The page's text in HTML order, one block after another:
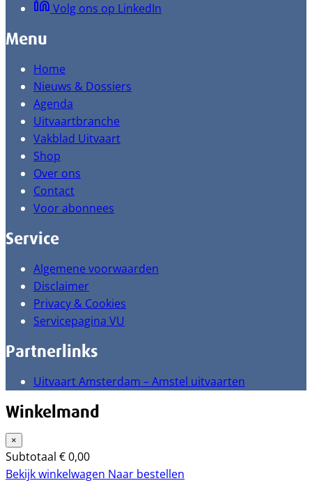
Volg ons op LinkedIn
Menu
Home
Nieuws & Dossiers
Agenda
Uitvaartbranche
Vakblad Uitvaart
Shop
Over ons
Contact
Voor abonnees
Service
Algemene voorwaarden
Disclaimer
Privacy & Cookies
Servicepagina VU
Partnerlinks
Uitvaart Amsterdam – Amstel uitvaarten
Winkelmand
×
Subtotaal €0,00
Bekijk winkelwagen Naar bestellen